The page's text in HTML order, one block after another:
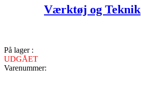
Værktøj og Teknik
På lager :
UDGÅET
Varenummer: